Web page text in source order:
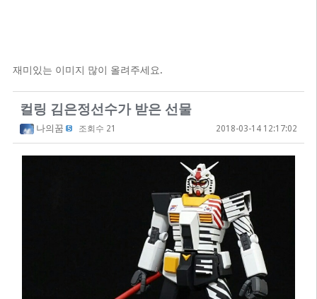
재미있는 이미지 많이 올려주세요.
컬링 김은정선수가 받은 선물
나의꿈 조회수 21 2018-03-14 12:17:02